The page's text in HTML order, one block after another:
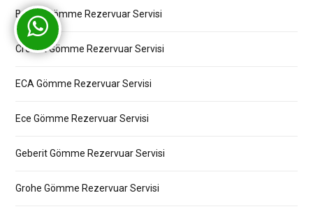
Bocchi Gömme Rezervuar Servisi
Creavit Gömme Rezervuar Servisi
ECA Gömme Rezervuar Servisi
Ece Gömme Rezervuar Servisi
Geberit Gömme Rezervuar Servisi
Grohe Gömme Rezervuar Servisi